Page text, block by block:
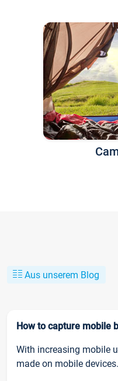
Aus unserem Blog
How to capture mobile
With increasing mobile
made on mobile devices.